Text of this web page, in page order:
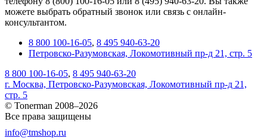
можете выбрать обратный звонок или связь с онлайн-
консультантом.
8 800 100-16-05, 8 495 940-63-20
Петровско-Разумовская, Локомотивный пр-д 21, стр. 5
8 800 100-16-05, 8 495 940-63-20
г. Москва, Петровско-Разумовская, Локомотивный пр-д 21,
стр. 5
© Tonerman 2008–2026
Все права защищены
info@tmshop.ru